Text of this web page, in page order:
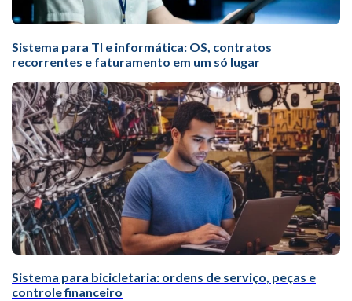
Sistema para TI e informática: OS, contratos
recorrentes e faturamento em um só lugar
Sistema para bicicletaria: ordens de serviço, peças e
controle financeiro